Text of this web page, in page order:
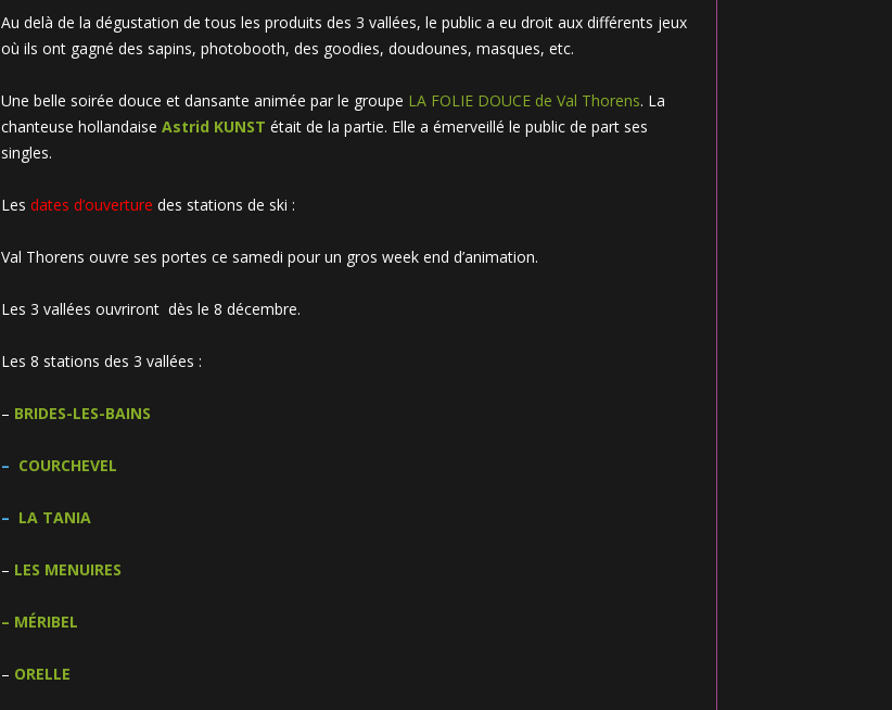
Au delà de la dégustation de tous les produits des 3 vallées, le public a eu droit aux différents jeux
où ils ont gagné des sapins, photobooth, des goodies, doudounes, masques, etc.
Une belle soirée douce et dansante animée par le groupe LA FOLIE DOUCE de Val Thorens. La
chanteuse hollandaise Astrid KUNST était de la partie. Elle a émerveillé le public de part ses
singles.
Les dates d’ouverture des stations de ski :
Val Thorens ouvre ses portes ce samedi pour un gros week end d’animation.
Les 3 vallées ouvriront dès le 8 décembre.
Les 8 stations des 3 vallées :
– BRIDES-LES-BAINS
– COURCHEVEL
– LA TANIA
– LES MENUIRES
– MÉRIBEL
– ORELLE